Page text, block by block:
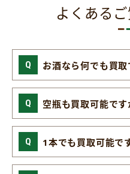
よくある
お酒なら何でも買取
空瓶も買取可能です
1本でも買取可能で